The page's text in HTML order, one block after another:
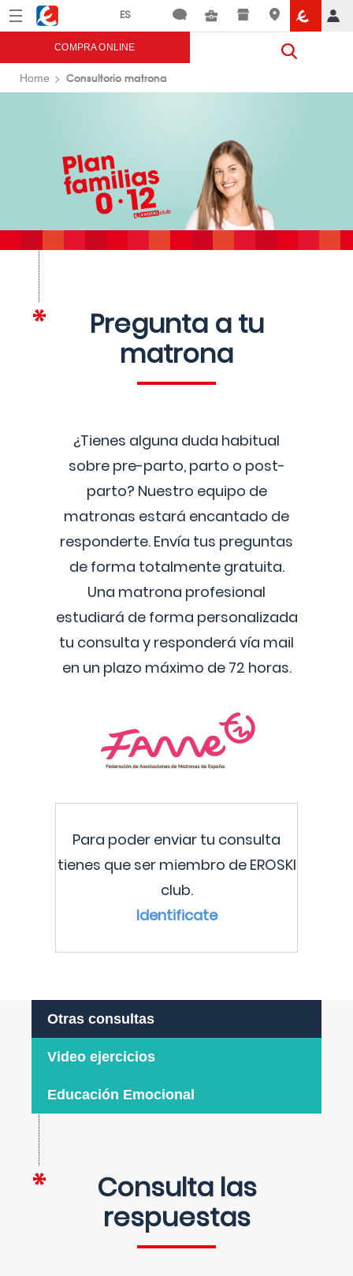
Menú Eroski
COMPRA ONLINE
Home Consultorio matrona
Pregunta a tu
matrona
¿Tienes alguna duda habitual
sobre pre-parto, parto o post-
parto? Nuestro equipo de
matronas estará encantado de
responderte. Envía tus preguntas
de forma totalmente gratuita.
Una matrona profesional
estudiará de forma personalizada
tu consulta y responderá vía mail
en un plazo máximo de 72 horas.
Para poder enviar tu consulta
tienes que ser miembro de EROSKI
club.
Identificate
Otras consultas
Video ejercicios
Educación Emocional
Consulta las
respuestas